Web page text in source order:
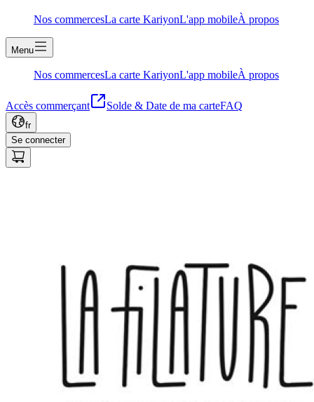
Nos commercesLa carte KariyonL'app mobileÀ propos
Menu
Nos commercesLa carte KariyonL'app mobileÀ propos
Accès commerçant Solde & Date de ma carteFAQ
fr
Se connecter